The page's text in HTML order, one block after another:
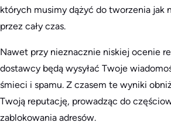
których musimy dążyć do tworzenia jak
przez cały czas.
Nawet przy nieznacznie niskiej ocenie
dostawcy będą wysyłać Twoje
śmieci i spamu. Z czasem te wyniki
Twoją reputację, prowadząc do
zablokowania adresów.